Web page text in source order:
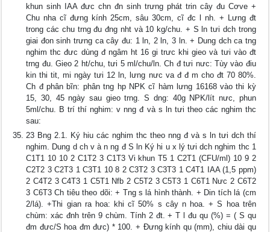
khun sinh IAA đưc chn đn sinh trưng phát trin cây đu Cơve +
Chu nha cĩ đưng kính 25cm, sâu 30cm, cĩ đc l nh. + Lưng đt
trong các chu trng đu đng nht và 10 kg/chu. + S ln tưi dch trong
giai đon sinh trưng ca cây đu: 1 ln, 2 ln, 3 ln. + Dung dch ca tng
nghim thc đưc dùng đ ngâm ht 16 gi trưc khi gieo và tưi vào đt
trng đu. Gieo 2 ht/chu, tưi 5 ml/chu/ln. Ch đ tưi nưc: Tùy vào điu
kin thi tit, mi ngày tưi 12 ln, lưng nưc va đ đ m cho đt 70 80%.
Ch đ phân bĩn: phân tng hp NPK cĩ hàm lưng 16168 vào thi kỳ
15, 30, 45 ngày sau gieo trng. S dng: 40g NPK/lít nưc, phun
5ml/chu. B trí thí nghim: v nng đ và s ln tưi theo các nghim thc
sau:
23 Bng 2.1. Ký hiu các nghim thc theo nng đ và s ln tưi dch thí
nghim. Dung d ch v à n ng đ S ln Ký hi u x lý tưi dch nghim thc 1
C1T1 10 10 2 C1T2 3 C1T3 Vi khun T5 1 C2T1 (CFU/ml) 10 9 2
C2T2 3 C2T3 1 C3T1 10 8 2 C3T2 3 C3T3 1 C4T1 IAA (1,5 ppm)
2 C4T2 3 C4T3 1 C5T1 Nfb 2 C5T2 3 C5T3 1 C6T1 Nưc 2 C6T2
3 C6T3 Ch tiêu theo dõi: + Tng s lá hình thành. + Din tích lá (cm
2/lá). +Thi gian ra hoa: khi cĩ 50% s cây n hoa. + S hoa trên
chùm: xác đnh trên 9 chùm. Tính 2 đt. + T l đu qu (%) = ( S qu
đm đưc/S hoa đm đưc) * 100. + Đưng kính qu (mm), chiu dài qu